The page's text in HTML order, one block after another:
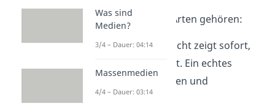
Zu den wichtigsten Arten gehören:
Mimik: Dein Gesicht zeigt sofort,
wie du dich fühlst. Ein echtes
Lächeln wirkt offen und
sympathisch. Ein
Was sind
Medien?
3/4 – Dauer: 04:14
Massenmedien
4/4 – Dauer: 03:14